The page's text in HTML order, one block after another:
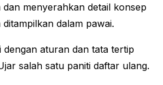
menyerahkan detail konsep
dalam pawai.
dengan aturan dan tata tertip
salah satu paniti daftar ulang.